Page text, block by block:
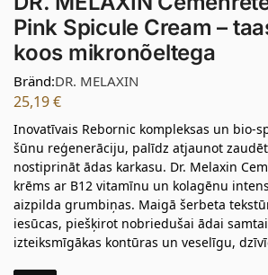
Pink Spicule Cream –
koos mikronõeltega
Bränd:DR. MELAXIN
25,19€
Inovatīvais Rebornic kompleksas un bio-
šūnu reģenerāciju, palīdz atjaunot
nostiprināt ādas karkasu. Dr. Melaxin
krēms ar B12 vitamīnu un kolagēnu
aizpilda grumbiņas. Maigā šerbeta
iesūcas, piešķirot nobriedušai ādai
izteiksmīgākas kontūras un veselīgu,